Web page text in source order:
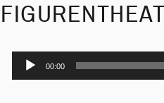
Audio-
Player
00:00